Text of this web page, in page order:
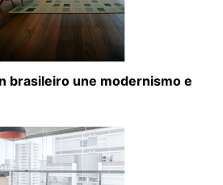
brasileiro une modernismo e